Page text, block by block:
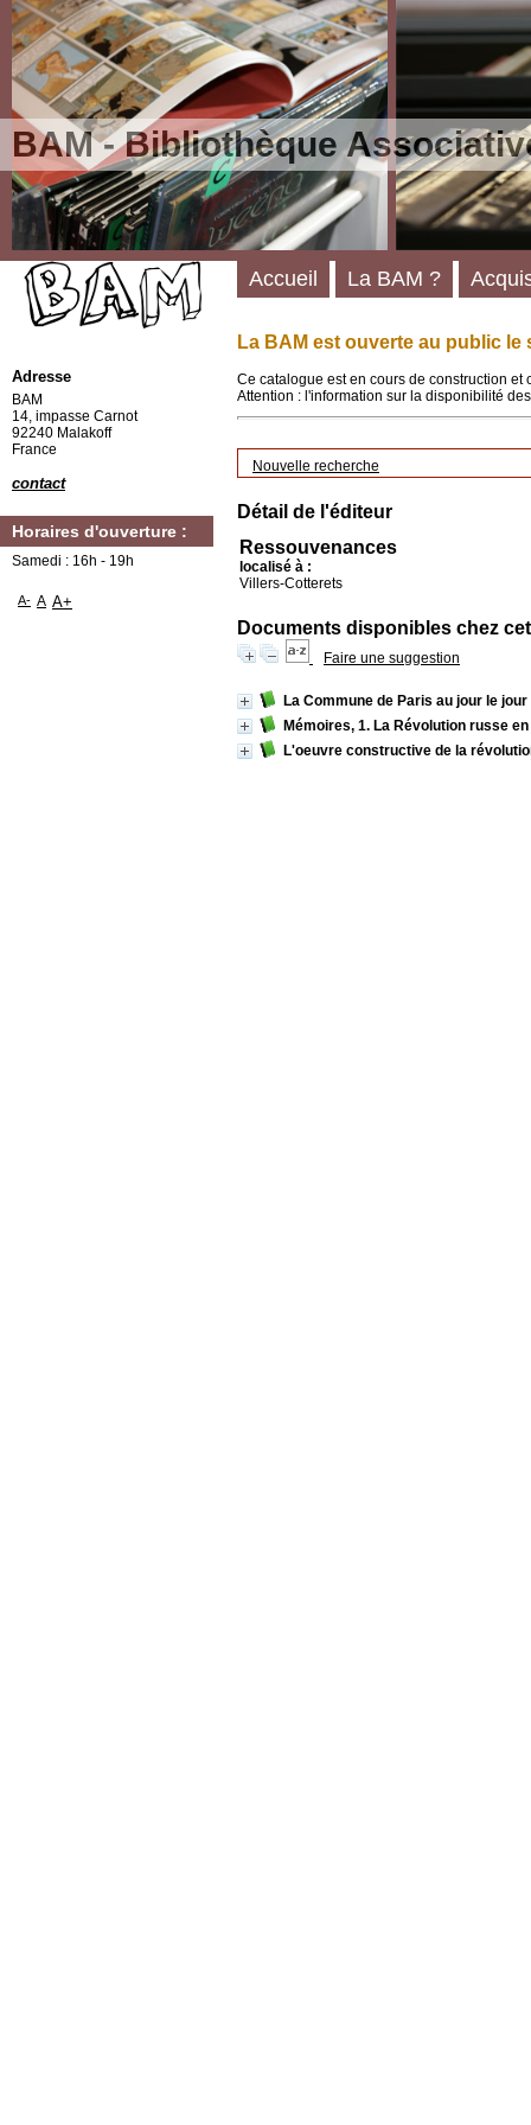
BAM - Bibliothèque
La BAM est ouverte au public le
Ce catalogue est en cours de construction
Attention : l'information sur la disponibilité
Nouvelle recherche
Détail de l'éditeur
Ressouvenances
localisé à :
Villers-Cotterets
Documents disponibles chez
Faire une suggestion
La Commune de Paris au jour le jour
Mémoires, 1. La Révolution russe
L'oeuvre constructive de la
Accueil La BAM ?
Adresse
BAM
14, impasse Carnot
92240 Malakoff
France
contact
Horaires d'ouverture :
Samedi : 16h - 19h
A- A A+